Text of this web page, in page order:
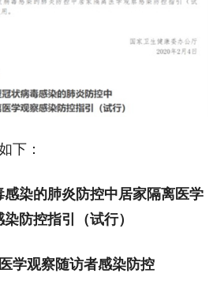
下：
染的肺炎防控中居家隔离医学
防控指引（试行）
学观察随访者感染防控